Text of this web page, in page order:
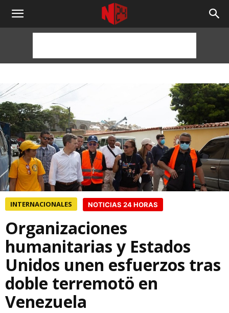
NOTICIAS
HORAS
INTERNACIONALES NOTICIAS 24 HORAS
Organizaciones
humanitarias y Estados
Unidos unen esfuerzos tras
doble terremotö en
Venezuela